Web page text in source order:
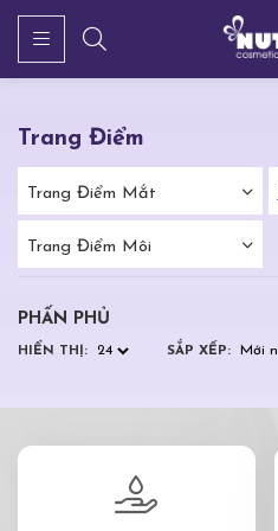
Trang Điểm
Trang Điểm Mắt
Trang Điểm Môi
PHẤN PHỦ
HIỂN THỊ: SẮP XẾP: